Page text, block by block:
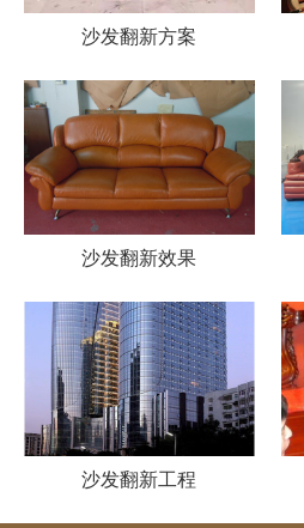
沙发翻新方案
沙发翻新效果
沙发翻新工程